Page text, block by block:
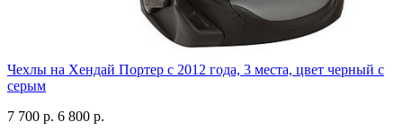
Чехлы на Хендай Портер с 2012 года, 3 места, цвет черный с
серым
7 700 р. 6 800 р.